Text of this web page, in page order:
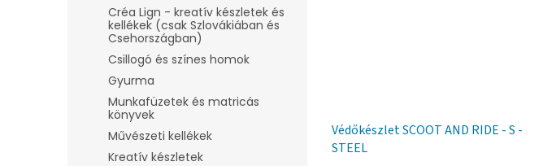
Créa Lign - kreatív készletek és
kellékek (csak Szlovákiában és
Csehországban)
Csillogó és színes homok
Gyurma
Munkafüzetek és matricás
könyvek
Művészeti kellékek
Kreatív készletek
Védőkészlet SCOOT AND RIDE - S -
STEEL